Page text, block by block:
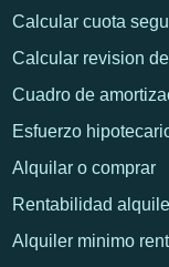
Calcular cuota
Calcular revision
Cuadro de
Esfuerzo
Alquilar o comprar
Rentabilidad
Alquiler minimo